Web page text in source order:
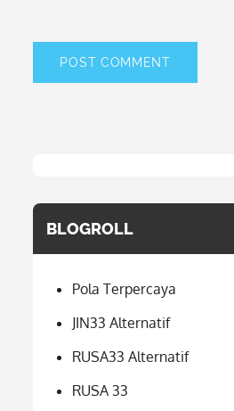
BLOGROLL
Pola Terpercaya
JIN33 Alternatif
RUSA33 Alternatif
RUSA 33